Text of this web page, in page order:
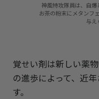
神風特攻隊員は、自爆
お茶の粉末にメタンフ
与え
覚せい剤は新しい薬
の進歩によって、近
す。